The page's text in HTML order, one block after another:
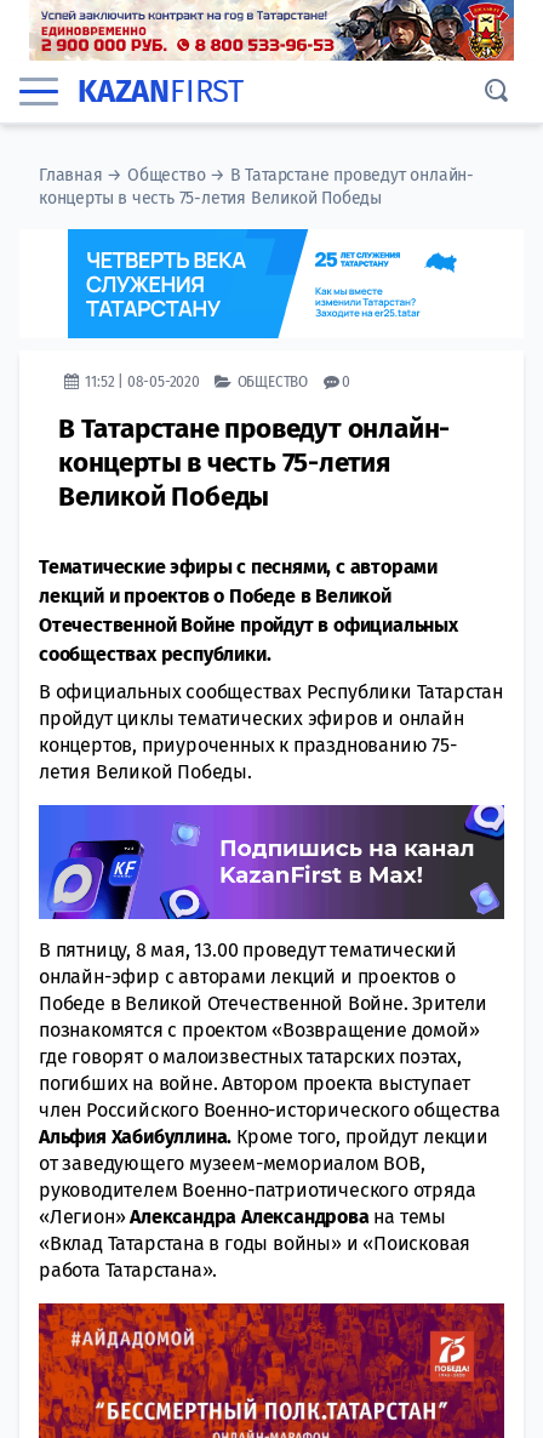
KAZANFIRST
Главная →Общество→ В Татарстане проведут онлайн-
концерты в честь 75-летия Великой Победы
11:52 | 08-05-2020 ОБЩЕСТВО 0
В Татарстане проведут онлайн-
концерты в честь 75-летия
Великой Победы
Тематические эфиры с песнями, с авторами
лекций и проектов о Победе в Великой
Отечественной Войне пройдут в официальных
сообществах республики.
В официальных сообществах Республики Татарстан
пройдут циклы тематических эфиров и онлайн
концертов, приуроченных к празднованию 75-
летия Великой Победы.
В пятницу, 8 мая, 13.00 проведут тематический
онлайн-эфир с авторами лекций и проектов о
Победе в Великой Отечественной Войне. Зрители
познакомятся с проектом «Возвращение домой»
где говорят о малоизвестных татарских поэтах,
погибших на войне. Автором проекта выступает
член Российского Военно-исторического общества
Альфия Хабибуллина. Кроме того, пройдут лекции
от заведующего музеем-мемориалом ВОВ,
руководителем Военно-патриотического отряда
«Легион»Александра Александрова на темы
«Вклад Татарстана в годы войны» и «Поисковая
работа Татарстана».